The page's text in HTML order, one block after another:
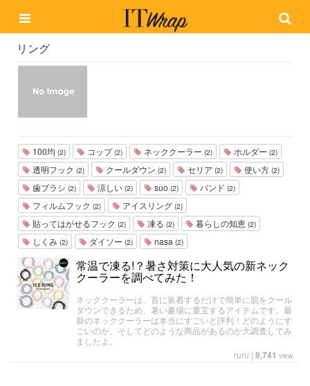
リング
100均 (2) コップ(2) ネッククーラー (2) ホルダー (2)
透明フック (2) クールダウン (2) セリア (2) 使い方 (2)
歯ブラシ (2) 涼しい (2) suo (2) バンド (2)
フィルムフック (2) アイスリング (2)
貼ってはがせるフック (2) 凍る (2) 暮らしの知恵 (2)
しくみ (2) ダイソー (2) nasa (2)
常温で凍る!？暑さ対策に大人気の新ネック
クーラーを調べてみた！
ネッククーラーは、首に装着するだけで簡単に肌をクール
ダウンできるため、暑い夏場に重宝するアイテムです。最
新のネッククーラーは本当にすごいと評判！どのようにす
ごいのか、そしてどのような商品があるのか大調査してみ
ましたよ。
ruru | 9,741 view